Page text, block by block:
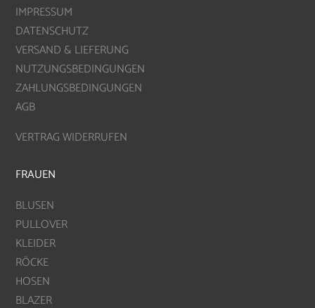
IMPRESSUM
DATENSCHUTZ
VERSAND & LIEFERUNG
NUTZUNGSBEDINGUNGEN
ZAHLUNGSBEDINGUNGEN
AGB
VERTRAG WIDERRUFEN
FRAUEN
BLUSEN
PULLOVER
KLEIDER
RÖCKE
HOSEN
BLAZER